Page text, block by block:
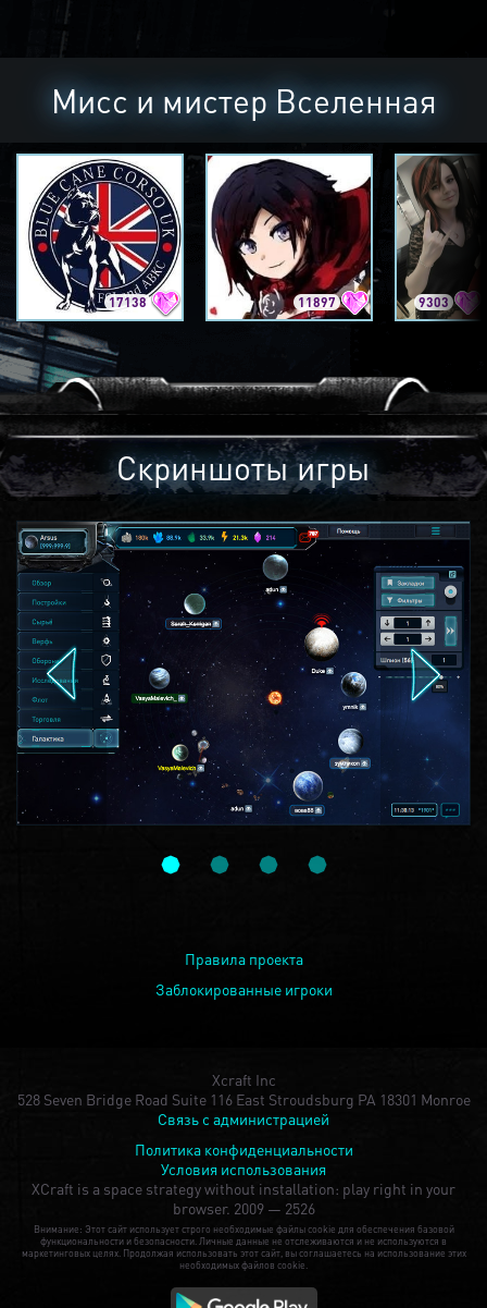
Мисс и мистер Вселенная
17138 11897 9303
Скриншоты игры
Правила проекта
Заблокированные игроки
Xcraft Inc
528 Seven Bridge Road Suite 116 East Stroudsburg PA 18301 Monroe
Связь с администрацией
Политика конфиденциальности
Условия использования
XCraft is a space strategy without installation: play right in your
browser. 2009 — 2526
Внимание: Этот сайт использует строго необходимые файлы cookie для обеспечения базовой
функциональности и безопасности. Личные данные не отслеживаются и не используются в
маркетинговых целях. Продолжая использовать этот сайт, вы соглашаетесь на использование этих
необходимых файлов cookie.